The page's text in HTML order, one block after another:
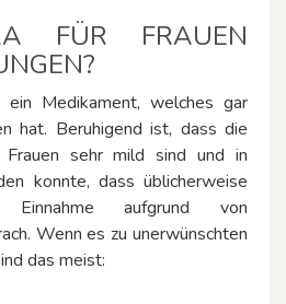
FÜR FRAUEN
Medikament, welches gar
hat. Beruhigend ist, dass die
Frauen sehr mild sind und in
konnte, dass üblicherweise
aufgrund von
Wenn es zu unerwünschten
das meist: